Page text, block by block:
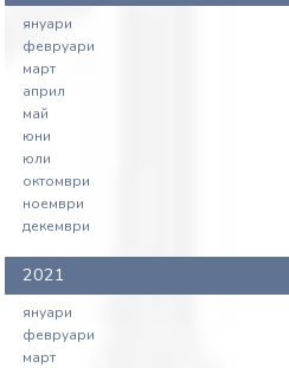
януари
февруари
март
април
май
юни
юли
октомври
ноември
декември
2021
януари
февруари
март